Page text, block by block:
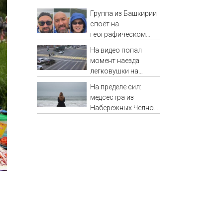
Группа из Башкирии
споёт на
географическом
На видео попал
момент наезда
легковушки на
пострадали
минимум восемь
человек 06/08/2026
На пределе сил:
медсестра из
Набережных Челнов